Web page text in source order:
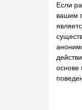
Если
вашим
основе